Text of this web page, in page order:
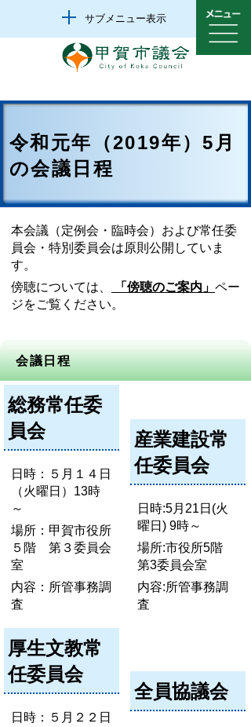
サブメニュー表示
令和元年（2019年）5月
の会議日程
本会議（定例会・臨時会）および常任委
員会・特別委員会は原則公開していま
す。
傍聴については、
「傍聴のご案内」 ペー
ジをご覧ください。
会議日程
総務常任委
員会
日時：５月１４日
（火曜日）13時
～
場所：甲賀市役所
５階 第３委員会
室
内容：所管事務調
査
産業建設常
任委員会
日時:5月21日(火
曜日) 9時～
場所:市役所5階
第3委員会室
内容:所管事務調
査
厚生文教常
任委員会
日時：５月２２日
全員協議会